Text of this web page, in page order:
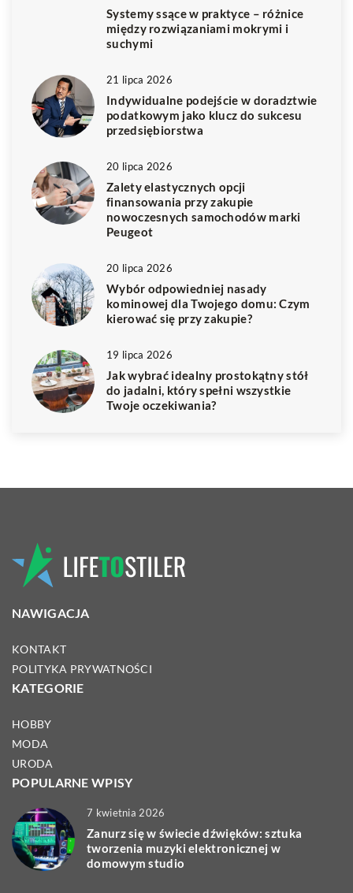
Systemy ssące w praktyce – różnice
między rozwiązaniami mokrymi i
suchymi
21 lipca 2026
Indywidualne podejście w doradztwie
podatkowym jako klucz do sukcesu
przedsiębiorstwa
20 lipca 2026
Zalety elastycznych opcji
finansowania przy zakupie
nowoczesnych samochodów marki
Peugeot
20 lipca 2026
Wybór odpowiedniej nasady
kominowej dla Twojego domu: Czym
kierować się przy zakupie?
19 lipca 2026
Jak wybrać idealny prostokątny stół
do jadalni, który spełni wszystkie
Twoje oczekiwania?
NAWIGACJA
KONTAKT
POLITYKA PRYWATNOŚCI
KATEGORIE
HOBBY
MODA
URODA
POPULARNE WPISY
7 kwietnia 2026
Zanurz się w świecie dźwięków: sztuka
tworzenia muzyki elektronicznej w
domowym studio